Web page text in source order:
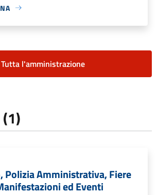
Tutta l'amministrazione
Polizia Amministrativa, Fiere
ed Eventi